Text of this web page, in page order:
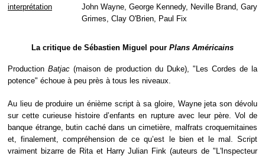
interprétation
John Wayne, George Kennedy, Neville Brand, Gary
Grimes, Clay O'Brien, Paul Fix
La critique de Sébastien Miguel pour Plans Américains
Production Batjac (maison de production du Duke), "Les Cordes de la
potence" échoue à peu près à tous les niveaux.
Au lieu de produire un énième script à sa gloire, Wayne jeta son dévolu
sur cette curieuse histoire d’enfants en rupture avec leur père. Vol de
banque étrange, butin caché dans un cimetière, malfrats croquemitaines
et, finalement, compréhension de ce qu’est le bien et le mal. Script
vraiment bizarre de Rita et Harry Julian Fink (auteurs de "L'Inspecteur